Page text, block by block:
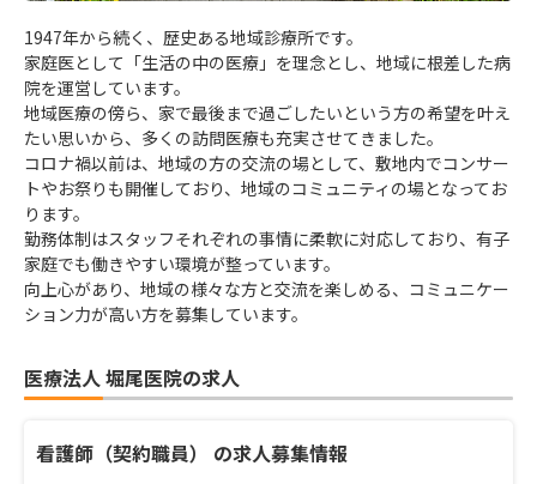
1947年から続く、歴史ある地域診療所です。
家庭医として「生活の中の医療」を理念とし、地域に根差した病
院を運営しています。
地域医療の傍ら、家で最後まで過ごしたいという方の希望を叶え
たい思いから、多くの訪問医療も充実させてきました。
コロナ禍以前は、地域の方の交流の場として、敷地内でコンサー
トやお祭りも開催しており、地域のコミュニティの場となってお
ります。
勤務体制はスタッフそれぞれの事情に柔軟に対応しており、有子
家庭でも働きやすい環境が整っています。
向上心があり、地域の様々な方と交流を楽しめる、コミュニケー
ション力が高い方を募集しています。
医療法人 堀尾医院の求人
看護師（契約職員） の求人募集情報